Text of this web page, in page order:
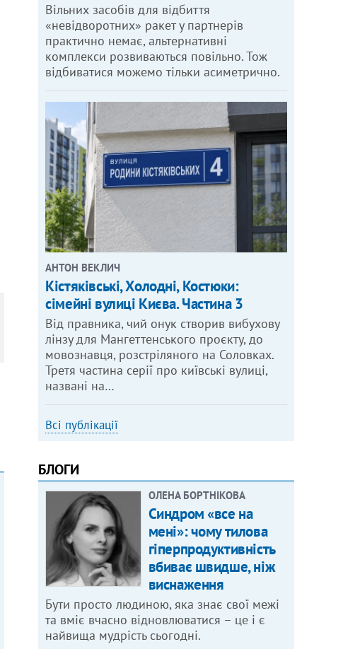
Вільних засобів для відбиття
«невідворотних» ракет у партнерів
практично немає, альтернативні
комплекси розвиваються повільно. Тож
відбиватися можемо тільки асиметрично.
АНТОН ВЕКЛИЧ
Кістяківські, Холодні, Костюки:
сімейні вулиці Києва. Частина 3
Від правника, чий онук створив вибухову
лінзу для Мангеттенського проєкту, до
мовознавця, розстріляного на Соловках.
Третя частина серії про київські вулиці,
названі на…
Всі публікації
БЛОГИ
ОЛЕНА БОРТНІКОВА
Синдром «все на
мені»: чому тилова
гіперпродуктивність
вбиває швидше, ніж
виснаження
Бути просто людиною, яка знає свої межі
та вміє вчасно відновлюватися – це і є
найвища мудрість сьогодні.